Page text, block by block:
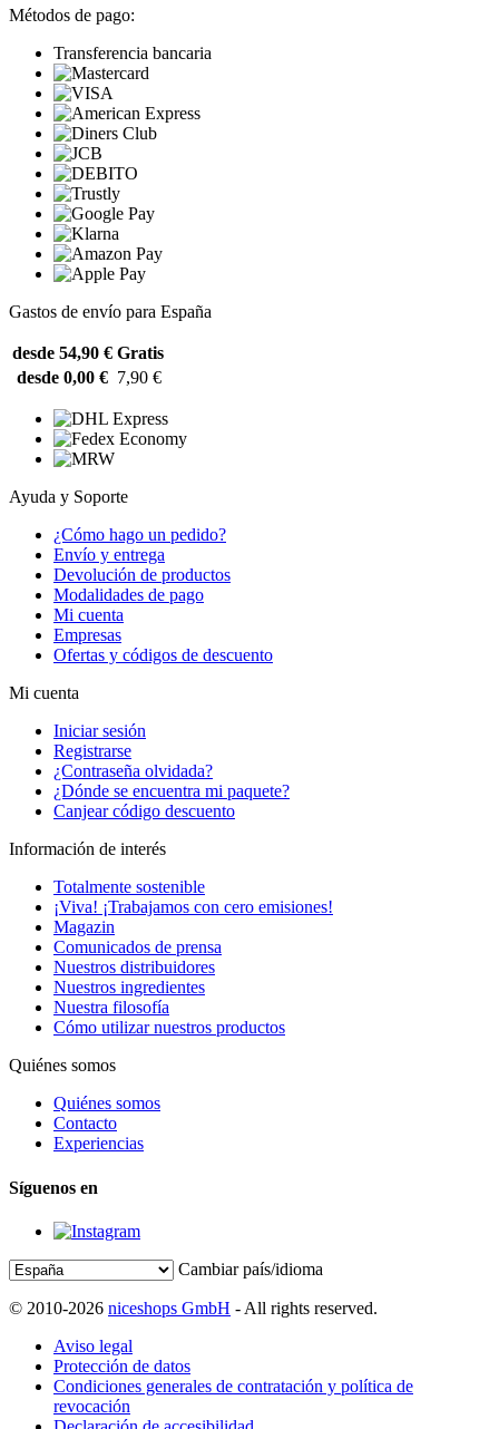
Métodos de pago:
Transferencia bancaria
Gastos de envío para España
desde 54,90 € Gratis
desde 0,00 € 7,90 €
Ayuda y Soporte
¿Cómo hago un pedido?
Envío y entrega
Devolución de productos
Modalidades de pago
Mi cuenta
Empresas
Ofertas y códigos de descuento
Mi cuenta
Iniciar sesión
Registrarse
¿Contraseña olvidada?
¿Dónde se encuentra mi paquete?
Canjear código descuento
Información de interés
Totalmente sostenible
¡Viva! ¡Trabajamos con cero emisiones!
Magazin
Comunicados de prensa
Nuestros distribuidores
Nuestros ingredientes
Nuestra filosofía
Cómo utilizar nuestros productos
Quiénes somos
Quiénes somos
Contacto
Experiencias
Síguenos en
Cambiar país/idioma
© 2010-2026 niceshops GmbH - All rights reserved.
Aviso legal
Protección de datos
Condiciones generales de contratación y política de
revocación